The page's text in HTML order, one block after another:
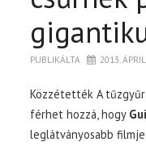
PUBLIKÁLTA 2013.
Közzétették A
férhet hozzá, hogy
leglátványosabb